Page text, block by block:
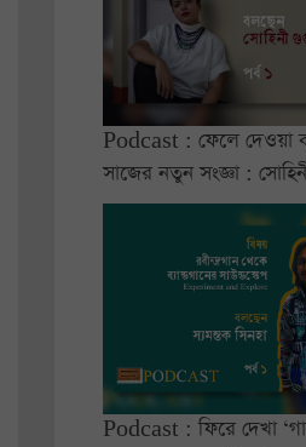
Podcast : ফেলে দেওয়া
সাজের নতুন সংজ্ঞা :
Podcast : ফিরে দেখা